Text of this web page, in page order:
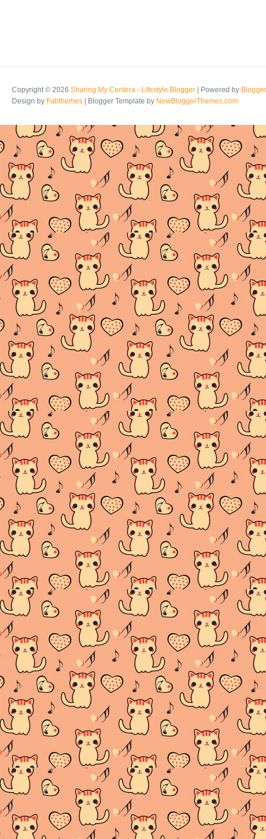
Copyright © 2026 Sharing My Ceritera - Lifestyle Blogger | Powered by Blogger
Design by Fabthemes | Blogger Template by NewBloggerThemes.com